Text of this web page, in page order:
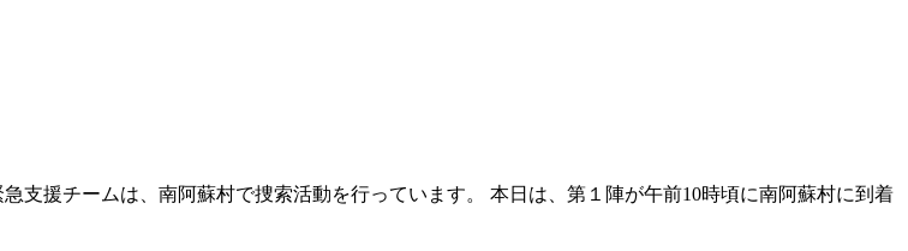
支援チームは、南阿蘇村で捜索活動を行っています。 本日は、第１陣が午前10時頃に南阿蘇村に到着